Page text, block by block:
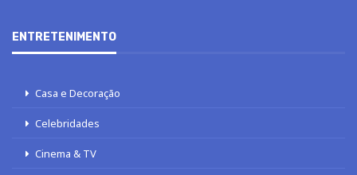
ENTRETENIMENTO
Casa e Decoração
Celebridades
Cinema & TV